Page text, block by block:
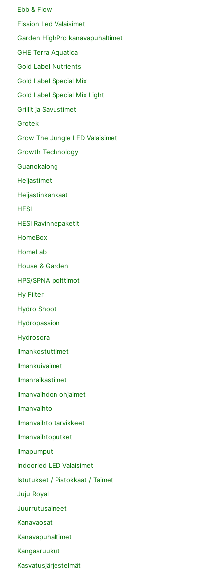
Ebb & Flow
Fission Led Valaisimet
Garden HighPro kanavapuhaltimet
GHE Terra Aquatica
Gold Label Nutrients
Gold Label Special Mix
Gold Label Special Mix Light
Grillit ja Savustimet
Grotek
Grow The Jungle LED Valaisimet
Growth Technology
Guanokalong
Heijastimet
Heijastinkankaat
HESI
HESI Ravinnepaketit
HomeBox
HomeLab
House & Garden
HPS/SPNA polttimot
Hy Filter
Hydro Shoot
Hydropassion
Hydrosora
Ilmankostuttimet
Ilmankuivaimet
Ilmanraikastimet
Ilmanvaihdon ohjaimet
Ilmanvaihto
Ilmanvaihto tarvikkeet
Ilmanvaihtoputket
Ilmapumput
Indoorled LED Valaisimet
Istutukset / Pistokkaat / Taimet
Juju Royal
Juurrutusaineet
Kanavaosat
Kanavapuhaltimet
Kangasruukut
Kasvatusjärjestelmät